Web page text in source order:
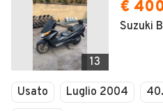
13
€
Suzuki
Usato Luglio 2004